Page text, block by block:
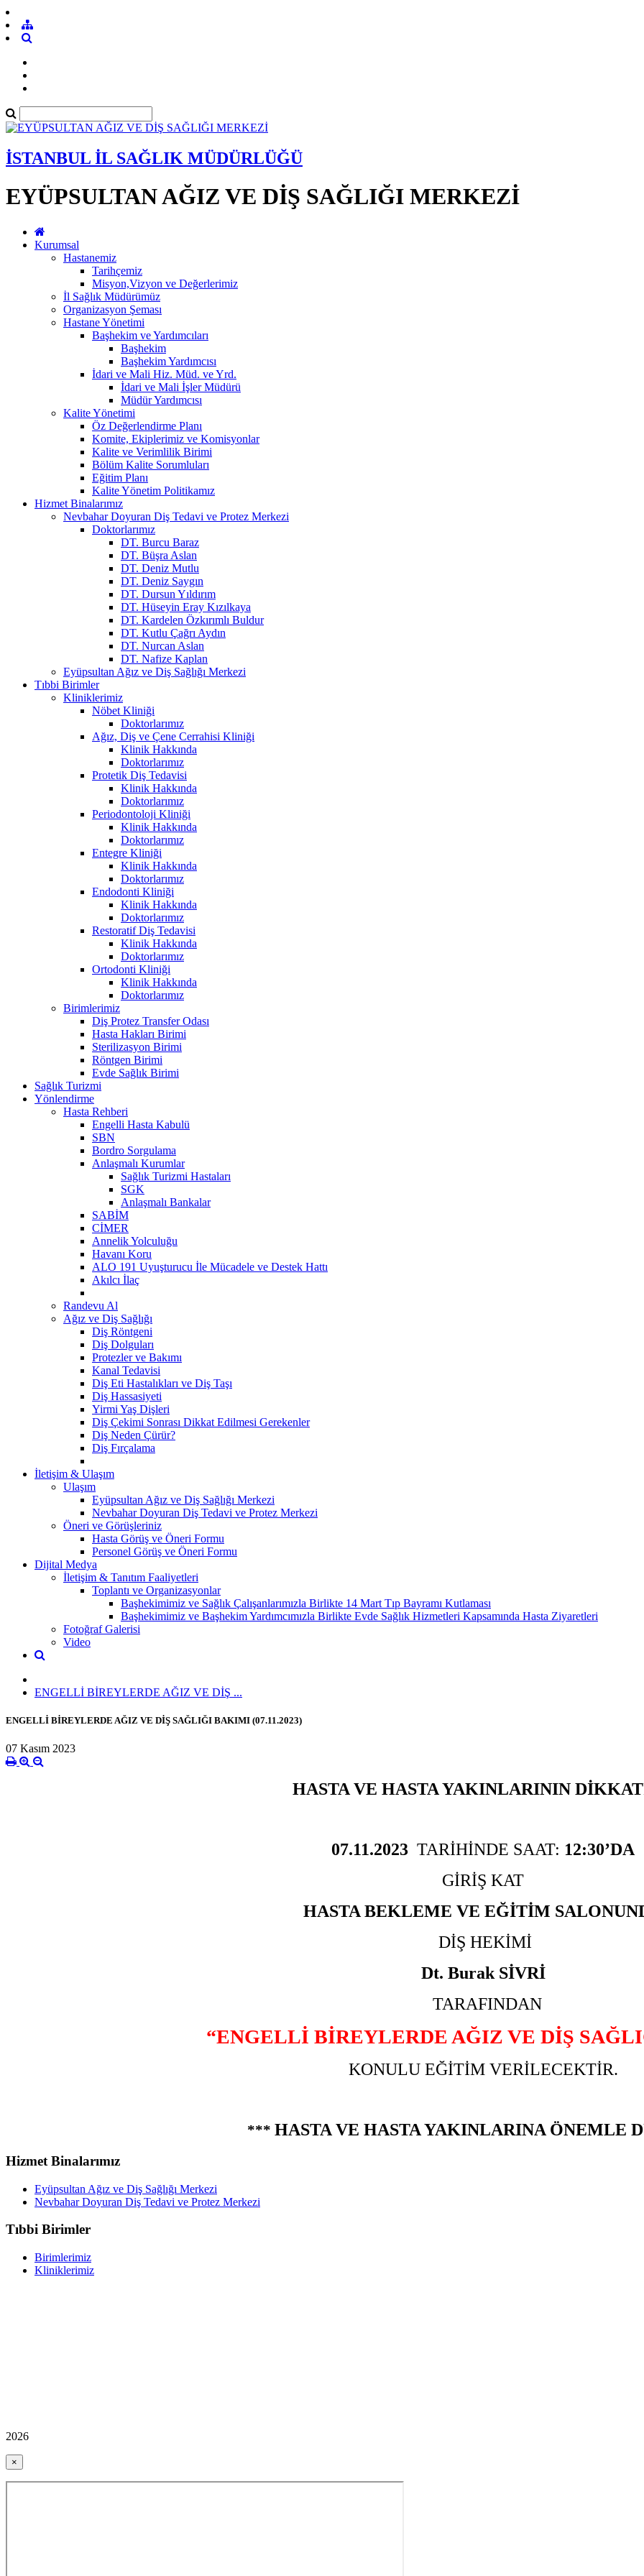
İSTANBUL İL SAĞLIK MÜDÜRLÜĞÜ
EYÜPSULTAN AĞIZ VE DİŞ SAĞLIĞI MERKEZİ
Kurumsal
Hastanemiz
Tarihçemiz
Misyon,Vizyon ve Değerlerimiz
İl Sağlık Müdürümüz
Organizasyon Şeması
Hastane Yönetimi
Başhekim ve Yardımcıları
Başhekim
Başhekim Yardımcısı
İdari ve Mali Hiz. Müd. ve Yrd.
İdari ve Mali İşler Müdürü
Müdür Yardımcısı
Kalite Yönetimi
Öz Değerlendirme Planı
Komite, Ekiplerimiz ve Komisyonlar
Kalite ve Verimlilik Birimi
Bölüm Kalite Sorumluları
Eğitim Planı
Kalite Yönetim Politikamız
Hizmet Binalarımız
Nevbahar Doyuran Diş Tedavi ve Protez Merkezi
Doktorlarımız
DT. Burcu Baraz
DT. Büşra Aslan
DT. Deniz Mutlu
DT. Deniz Saygın
DT. Dursun Yıldırım
DT. Hüseyin Eray Kızılkaya
DT. Kardelen Özkırımlı Buldur
DT. Kutlu Çağrı Aydın
DT. Nurcan Aslan
DT. Nafize Kaplan
Eyüpsultan Ağız ve Diş Sağlığı Merkezi
Tıbbi Birimler
Kliniklerimiz
Nöbet Kliniği
Doktorlarımız
Ağız, Diş ve Çene Cerrahisi Kliniği
Klinik Hakkında
Doktorlarımız
Protetik Diş Tedavisi
Klinik Hakkında
Doktorlarımız
Periodontoloji Kliniği
Klinik Hakkında
Doktorlarımız
Entegre Kliniği
Klinik Hakkında
Doktorlarımız
Endodonti Kliniği
Klinik Hakkında
Doktorlarımız
Restoratif Diş Tedavisi
Klinik Hakkında
Doktorlarımız
Ortodonti Kliniği
Klinik Hakkında
Doktorlarımız
Birimlerimiz
Diş Protez Transfer Odası
Hasta Hakları Birimi
Sterilizasyon Birimi
Röntgen Birimi
Evde Sağlık Birimi
Sağlık Turizmi
Yönlendirme
Hasta Rehberi
Engelli Hasta Kabulü
SBN
Bordro Sorgulama
Anlaşmalı Kurumlar
Sağlık Turizmi Hastaları
SGK
Anlaşmalı Bankalar
SABİM
CİMER
Annelik Yolculuğu
Havanı Koru
ALO 191 Uyuşturucu İle Mücadele ve Destek Hattı
Akılcı İlaç
Randevu Al
Ağız ve Diş Sağlığı
Diş Röntgeni
Diş Dolguları
Protezler ve Bakımı
Kanal Tedavisi
Diş Eti Hastalıkları ve Diş Taşı
Diş Hassasiyeti
Yirmi Yaş Dişleri
Diş Çekimi Sonrası Dikkat Edilmesi Gerekenler
Diş Neden Çürür?
Diş Fırçalama
İletişim & Ulaşım
Ulaşım
Eyüpsultan Ağız ve Diş Sağlığı Merkezi
Nevbahar Doyuran Diş Tedavi ve Protez Merkezi
Öneri ve Görüşleriniz
Hasta Görüş ve Öneri Formu
Personel Görüş ve Öneri Formu
Dijital Medya
İletişim & Tanıtım Faaliyetleri
Toplantı ve Organizasyonlar
Başhekimimiz ve Sağlık Çalışanlarımızla Birlikte 14 Mart Tıp Bayramı Kutlaması
Başhekimimiz ve Başhekim Yardımcımızla Birlikte Evde Sağlık Hizmetleri Kapsamında Hasta Ziyaretleri
Fotoğraf Galerisi
Video
ENGELLİ BİREYLERDE AĞIZ VE DİŞ ...
ENGELLİ BİREYLERDE AĞIZ VE DİŞ SAĞLIĞI BAKIMI (07.11.2023)
07 Kasım 2023
HASTA VE HASTA YAKINLARININ
07.11.2023 TARİHİNDE SAAT: 12:30’DA
GİRİŞ KAT
HASTA BEKLEME VE EĞİTİM
DİŞ HEKİMİ
Dt. Burak SİVRİ
TARAFINDAN
“ENGELLİ BİREYLERDE AĞIZ VE DİŞ
KONULU EĞİTİM VERİLECEKTİR.
*** HASTA VE HASTA YAKINLARINA ÖNEMLE
Hizmet Binalarımız
Eyüpsultan Ağız ve Diş Sağlığı Merkezi
Nevbahar Doyuran Diş Tedavi ve Protez Merkezi
Tıbbi Birimler
Birimlerimiz
Kliniklerimiz
2026
×